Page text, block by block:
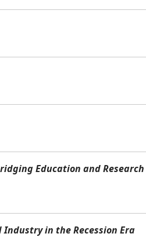
Education and
Industry in the Recession Era